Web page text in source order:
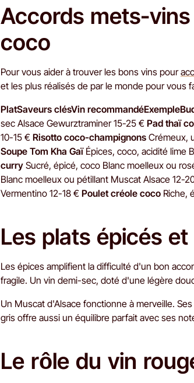
Accords mets-
coco
Pour vous aider à trouver les bons vins pour
et les plus réalisés de par le monde pour vous
PlatSaveurs clésVin
sec Alsace Gewurztraminer 15-25 € Pad thaï
10-15 € Risotto coco-champignonsCrémeux,
Soupe Tom Kha GaïÉpices, coco, acidité lime
currySucré, épicé, coco Blanc moelleux ou
Blanc moelleux ou pétillant Muscat Alsace 12-
Vermentino 12-18 € Poulet créole cocoRiche,
Les plats épicés
Les épices amplifient la difficulté d'un bon
fragile. Un vin demi-sec, doté d'une légère
Un Muscat d'Alsace fonctionne à merveille.
gris offre aussi un équilibre parfait avec ses
Le rôle du vin